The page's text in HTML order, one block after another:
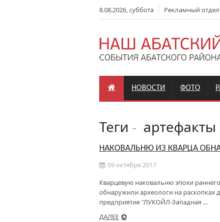
8.08.2026, суббота Рекламный отдел:
НОВОСТИ ФОТО
Теги - артефакты
НАКОВАЛЬНЮ ИЗ КВАРЦА
09 октября 2017
Кварцевую наковальню эпохи
обнаружили археологи на
предприятие "ЛУКОЙЛ-Западная …
ДАЛЕЕ